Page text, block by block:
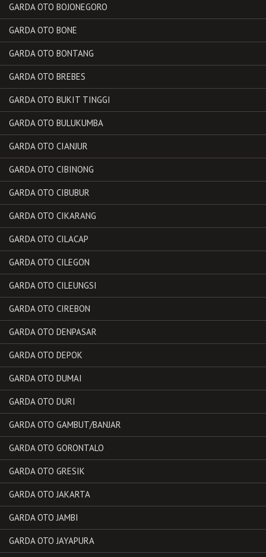
GARDA OTO BOJONEGORO
GARDA OTO BONE
GARDA OTO BONTANG
GARDA OTO BREBES
GARDA OTO BUKIT TINGGI
GARDA OTO BULUKUMBA
GARDA OTO CIANJUR
GARDA OTO CIBINONG
GARDA OTO CIBUBUR
GARDA OTO CIKARANG
GARDA OTO CILACAP
GARDA OTO CILEGON
GARDA OTO CILEUNGSI
GARDA OTO CIREBON
GARDA OTO DENPASAR
GARDA OTO DEPOK
GARDA OTO DUMAI
GARDA OTO DURI
GARDA OTO GAMBUT/BANJAR
GARDA OTO GORONTALO
GARDA OTO GRESIK
GARDA OTO JAKARTA
GARDA OTO JAMBI
GARDA OTO JAYAPURA